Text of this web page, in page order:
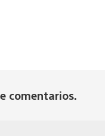
comentarios.